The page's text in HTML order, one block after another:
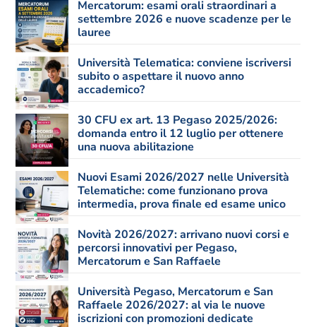
Mercatorum: esami orali straordinari a
settembre 2026 e nuove scadenze per le
lauree
Università Telematica: conviene iscriversi
subito o aspettare il nuovo anno
accademico?
30 CFU ex art. 13 Pegaso 2025/2026:
domanda entro il 12 luglio per ottenere
una nuova abilitazione
Nuovi Esami 2026/2027 nelle Università
Telematiche: come funzionano prova
intermedia, prova finale ed esame unico
Novità 2026/2027: arrivano nuovi corsi e
percorsi innovativi per Pegaso,
Mercatorum e San Raffaele
Università Pegaso, Mercatorum e San
Raffaele 2026/2027: al via le nuove
iscrizioni con promozioni dedicate